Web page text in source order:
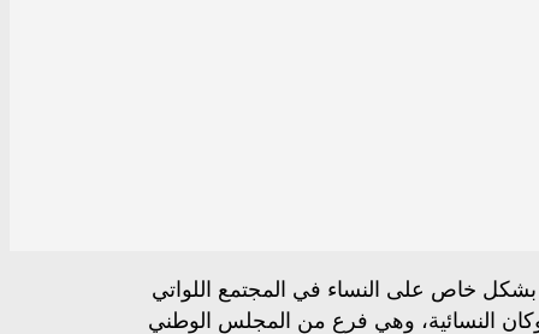
بشكل خاص على النساء في المجتمع اللواتي
النسائية، وهي فرع من المجلس الوطني